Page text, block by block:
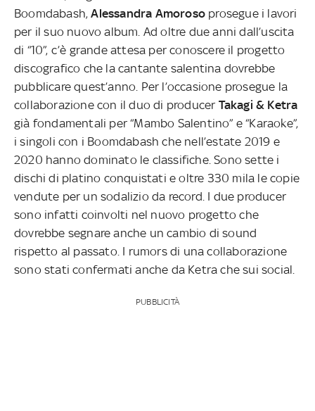
Boomdabash,Alessandra Amoroso prosegue i lavori
per il suo nuovo album. Ad oltre due anni dall’uscita
di “10”, c’è grande attesa per conoscere il progetto
discografico che la cantante salentina dovrebbe
pubblicare quest’anno. Per l’occasione prosegue la
collaborazione con il duo di producer Takagi & Ketra
già fondamentali per “Mambo Salentino” e “Karaoke”,
i singoli con i Boomdabash che nell’estate 2019 e
2020 hanno dominato le classifiche. Sono sette i
dischi di platino conquistati e oltre 330 mila le copie
vendute per un sodalizio da record. I due producer
sono infatti coinvolti nel nuovo progetto che
dovrebbe segnare anche un cambio di sound
rispetto al passato. I rumors di una collaborazione
sono stati confermati anche da Ketra che sui social.
PUBBLICITÀ